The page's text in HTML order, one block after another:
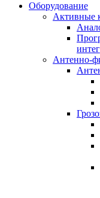
Оборудование
Активные
Антенно-